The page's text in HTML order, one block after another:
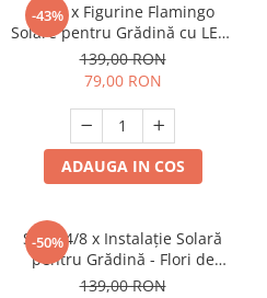
-43%
Set 3 x Figurine Flamingo
Solare pentru Grădină cu LED-
uri, Panou Solar și Senzor de
Lumină, Rezistente la
Intemperii
139,00 RON
79,00 RON
ADAUGA IN COS
-50%
Set 2/4/8 x Instalație Solară
pentru Grădină - Flori de
Cireș cu 50 LED-uri, Alb Rece
139,00 RON